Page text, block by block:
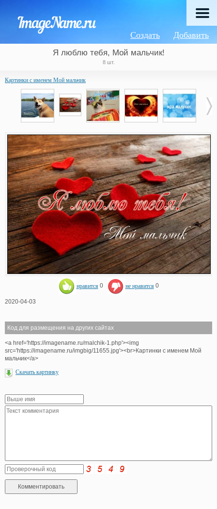
Добавить
Создать
Я люблю тебя, Мой мальчик!
8 шт.
Картинки с именем Мой мальчик
нравится 0 не нравится 0
2020-04-03
Код для размещения на других сайтах
<a href='https://imagename.ru/malchik-1.php'><img
src='https://imagename.ru/imgbig/11655.jpg'><br>Картинки с именем Мой
мальчик</a>
Скачать картинку